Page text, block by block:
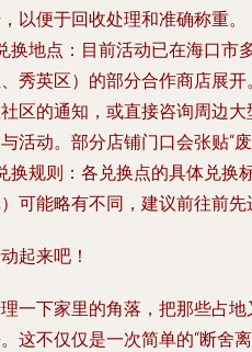
以便于回收处理和准确称重。
换地点 ：目前活动已在海口市
秀英区）的部分合作商店展
区的通知，或直接咨询周边
活动。部分店铺门口会张贴“废
换规则 ：各兑换点的具体兑换
可能略有不同，建议前往前先
起来吧！
一下家里的角落，把那些占
这不仅仅是一次简单的“断舍